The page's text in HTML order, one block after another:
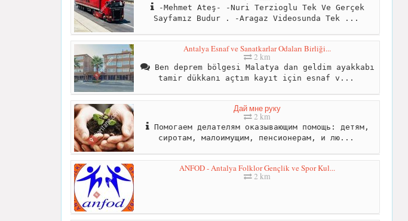
-Mehmet Ateş- -Nuri Terzioglu Tek Ve Gerçek
Sayfamız Budur . -Aragaz Videosunda Tek ...
Antalya Esnaf ve Sanatkarlar Odaları Birliği...
2 km
Ben deprem bölgesi Malatya dan geldim ayakkabı
tamir dükkanı açtım kayıt için esnaf v...
Дай мне руку
2 km
Помогаем делателям оказывающим помощь: детям,
сиротам, малоимущим, пенсионерам, и лю...
ANFOD - Antalya Folklor Gençlik ve Spor Kul...
2 km